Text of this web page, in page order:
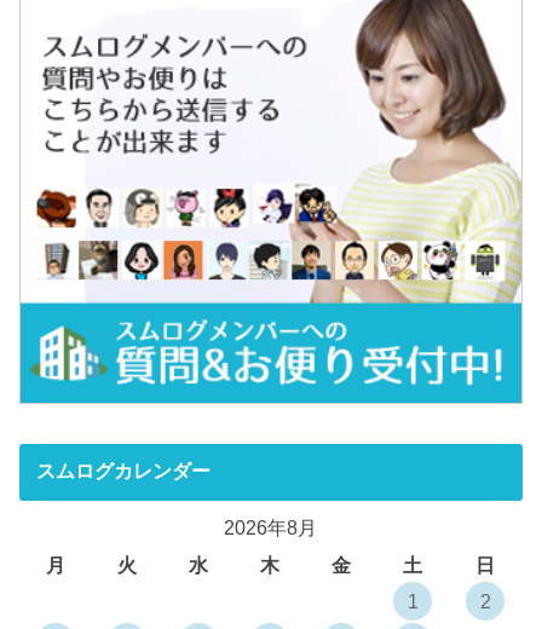
スムログカレンダー
2026年8月
月
火 水 木 金 土
日
1
2